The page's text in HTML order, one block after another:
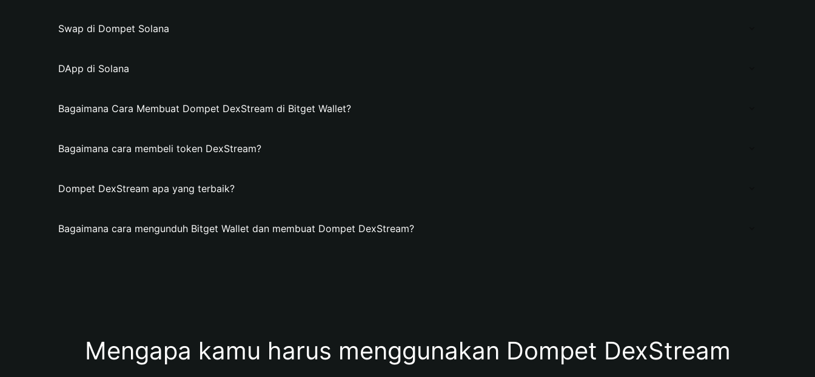
Swap di Dompet Solana
DApp di Solana
Bagaimana Cara Membuat Dompet DexStream di Bitget Wallet?
Bagaimana cara membeli token DexStream?
Dompet DexStream apa yang terbaik?
Bagaimana cara mengunduh Bitget Wallet dan membuat Dompet DexStream?
Mengapa kamu harus menggunakan Dompet DexStream